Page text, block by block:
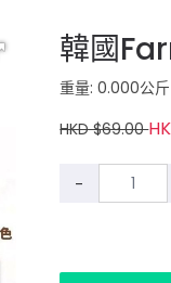
韓國
重量: 0.000公斤
HKD $69.00
-